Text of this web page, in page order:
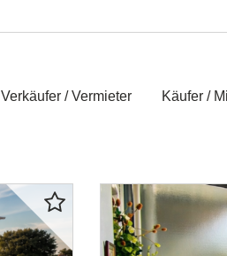
Verkäufer / Vermieter Käufer /